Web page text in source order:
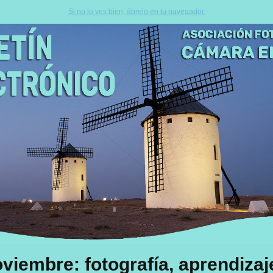
Si no lo ves bien, ábrelo en tu navegador.
fotografía,